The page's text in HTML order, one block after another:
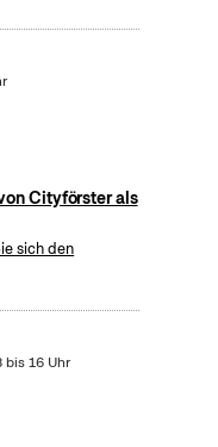
Cityförster als
sich den
16 Uhr